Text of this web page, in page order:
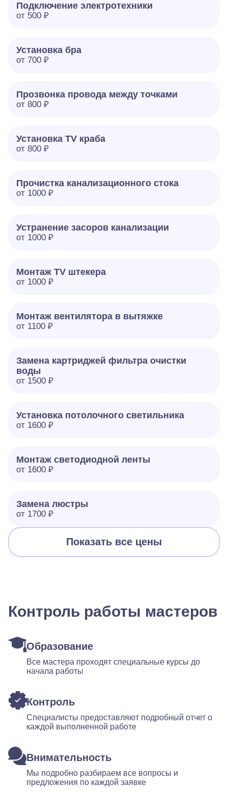
Подключение электротехники
от 500 ₽
Установка бра
от 700 ₽
Прозвонка провода между точками
от 800 ₽
Установка TV краба
от 800 ₽
Прочистка канализационного стока
от 1000 ₽
Устранение засоров канализации
от 1000 ₽
Монтаж TV штекера
от 1000 ₽
Монтаж вентилятора в вытяжке
от 1100 ₽
Замена картриджей фильтра очистки
воды
от 1500 ₽
Установка потолочного светильника
от 1600 ₽
Монтаж светодиодной ленты
от 1600 ₽
Замена люстры
от 1700 ₽
Показать все цены
Контроль работы мастеров
Образование
Все мастера проходят специальные курсы до
начала работы
Контроль
Специалисты предоставляют подробный отчет о
каждой выполненной работе
Внимательность
Мы подробно разбираем все вопросы и
предложения по каждой заявке